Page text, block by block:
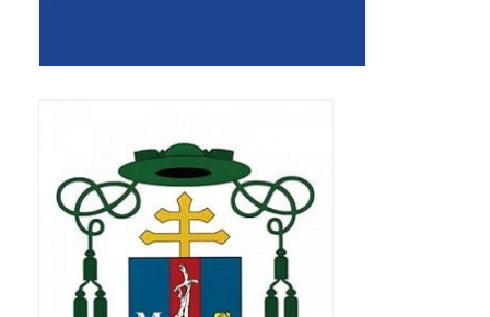
Narodowy Dzień Pamięci “Żołnierzy
Wyklętych” 2019
Pielęgnacja drzew
Nasza parafia z lotu ptaka
Stare fotografie